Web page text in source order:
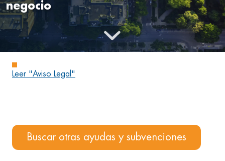
negocio
Leer "Aviso Legal"
Buscar otras ayudas y subvenciones